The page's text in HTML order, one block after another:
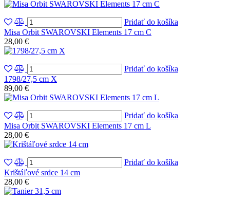
Pridať do košíka
Misa Orbit SWAROVSKI Elements 17 cm C
28,00 €
Pridať do košíka
1798/27,5 cm X
89,00 €
Pridať do košíka
Misa Orbit SWAROVSKI Elements 17 cm L
28,00 €
Pridať do košíka
Krištáľové srdce 14 cm
28,00 €